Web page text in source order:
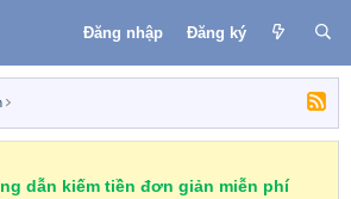
Đăng nhập Đăng ký
dẫn kiếm tiền đơn giản miễn phí